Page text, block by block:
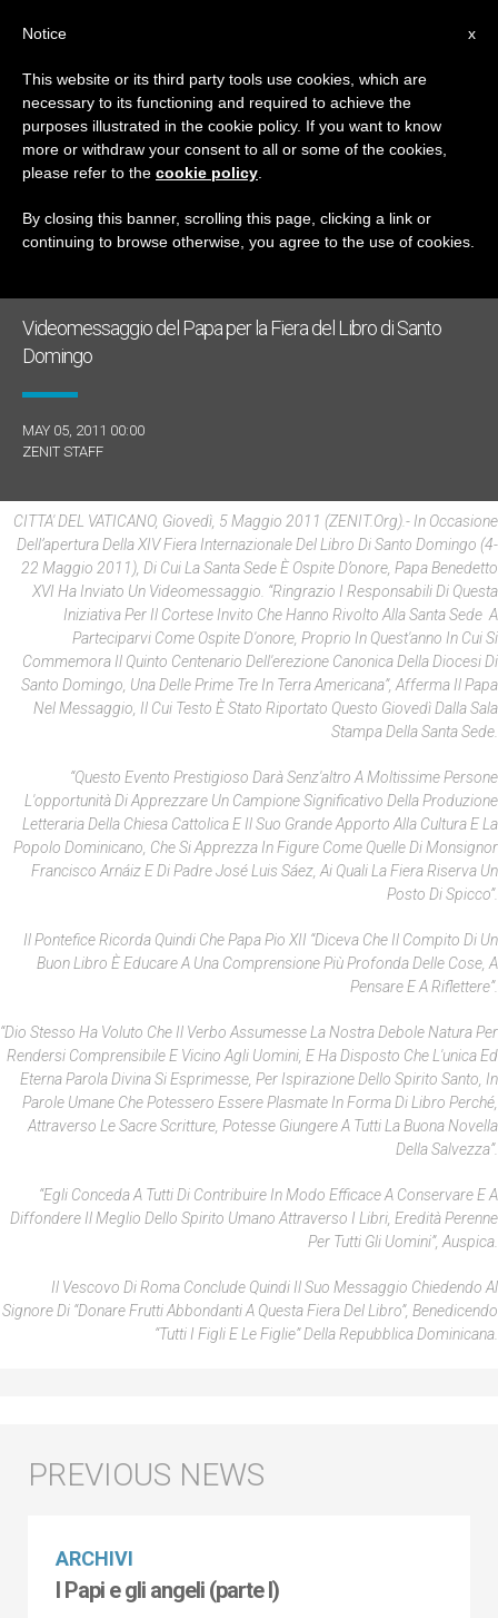
GIORNO
Maggio 5th, 2011
ULTIME NOTIZIE
Videomessaggio del Papa per la Fiera del Libro di Santo
Domingo
MAY 05, 2011 00:00
ZENIT STAFF
CITTA' DEL VATICANO, Giovedì, 5 Maggio 2011 (ZENIT.org).- In Occasione
Dell’apertura Della XIV Fiera Internazionale Del Libro Di Santo Domingo (4-
22 Maggio 2011), Di Cui La Santa Sede È Ospite D’onore, Papa Benedetto
XVI Ha Inviato Un Videomessaggio. “Ringrazio I Responsabili Di Questa
Iniziativa Per Il Cortese Invito Che Hanno Rivolto Alla Santa Sede A
Parteciparvi Come Ospite D'onore, Proprio In Quest'anno In Cui Si
Commemora Il Quinto Centenario Dell'erezione Canonica Della Diocesi Di
Santo Domingo, Una Delle Prime Tre In Terra Americana”, Afferma Il Papa
Nel Messaggio, Il Cui Testo È Stato Riportato Questo Giovedì Dalla Sala
Stampa Della Santa Sede.
“Questo Evento Prestigioso Darà Senz'altro A Moltissime Persone
L'opportunità Di Apprezzare Un Campione Significativo Della Produzione
Letteraria Della Chiesa Cattolica E Il Suo Grande Apporto Alla Cultura E La
Popolo Dominicano, Che Si Apprezza In Figure Come Quelle Di Monsignor
Francisco Arnáiz E Di Padre José Luis Sáez, Ai Quali La Fiera Riserva Un
Posto Di Spicco”.
Il Pontefice Ricorda Quindi Che Papa Pio XII “diceva Che Il Compito Di Un
Buon Libro È Educare A Una Comprensione Più Profonda Delle Cose, A
Pensare E A Riflettere”.
“Dio Stesso Ha Voluto Che Il Verbo Assumesse La Nostra Debole Natura Per
Rendersi Comprensibile E Vicino Agli Uomini, E Ha Disposto Che L'unica Ed
Eterna Parola Divina Si Esprimesse, Per Ispirazione Dello Spirito Santo, In
Parole Umane Che Potessero Essere Plasmate In Forma Di Libro Perché,
Attraverso Le Sacre Scritture, Potesse Giungere A Tutti La Buona Novella
Della Salvezza”.
“Egli Conceda A Tutti Di Contribuire In Modo Efficace A Conservare E A
Diffondere Il Meglio Dello Spirito Umano Attraverso I Libri, Eredità Perenne
Per Tutti Gli Uomini”, Auspica.
Il Vescovo Di Roma Conclude Quindi Il Suo Messaggio Chiedendo Al
Signore Di “donare Frutti Abbondanti A Questa Fiera Del Libro”, Benedicendo
“tutti I Figli E Le Figlie” Della Repubblica Dominicana.
ARCHIVI
I Papi e gli angeli (parte I)
x
Notice
This website or its third party tools use cookies, which are
necessary to its functioning and required to achieve the
purposes illustrated in the cookie policy. If you want to know
more or withdraw your consent to all or some of the cookies,
please refer to the cookie policy
By closing this banner, scrolling this page, clicking a link or
continuing to browse otherwise, you agree to the use of cookies.